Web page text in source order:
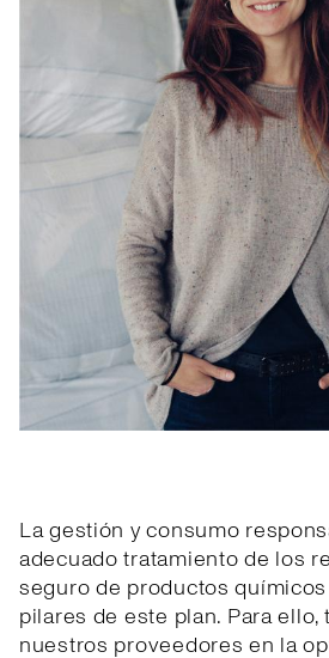
La gestión y consumo
adecuado tratamiento de los
seguro de productos
pilares de este plan. Para
nuestros proveedores en la